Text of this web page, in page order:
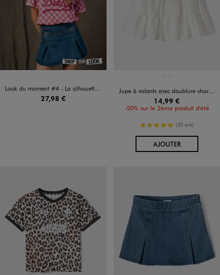
Look du moment #4 - La silhouette complète
27,98 €
Jupe à volants avec doublure short invisible fille
14,99 €
-50% sur le 2ème produit d'été
5/5 de moyenne
(20 avis)
AJOUTERAU PANIER